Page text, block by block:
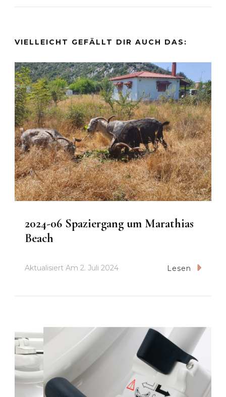
VIELLEICHT GEFÄLLT DIR AUCH DAS:
2024-06 Spaziergang um Marathias
Beach
Aktualisiert Am 2. Juli 2024 Lesen